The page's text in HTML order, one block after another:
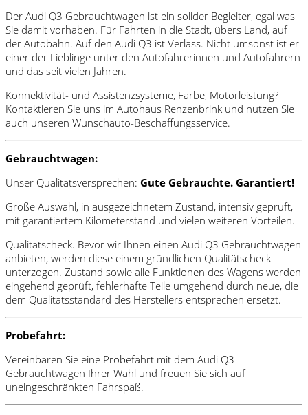
Der Audi Q3 Gebrauchtwagen ist ein solider Begleiter, egal was
Sie damit vorhaben. Für Fahrten in die Stadt, übers Land, auf
der Autobahn. Auf den Audi Q3 ist Verlass. Nicht umsonst ist er
einer der Lieblinge unter den Autofahrerinnen und Autofahrern
und das seit vielen Jahren.
Konnektivität- und Assistenzsysteme, Farbe, Motorleistung?
Kontaktieren Sie uns im Autohaus Renzenbrink und nutzen Sie
auch unseren Wunschauto-Beschaffungsservice.
Gebrauchtwagen:
Unser Qualitätsversprechen: Gute Gebrauchte. Garantiert!
Große Auswahl, in ausgezeichnetem Zustand, intensiv geprüft,
mit garantiertem Kilometerstand und vielen weiteren Vorteilen.
Qualitätscheck. Bevor wir Ihnen einen Audi Q3 Gebrauchtwagen
anbieten, werden diese einem gründlichen Qualitätscheck
unterzogen. Zustand sowie alle Funktionen des Wagens werden
eingehend geprüft, fehlerhafte Teile umgehend durch neue, die
dem Qualitätsstandard des Herstellers entsprechen ersetzt.
Probefahrt:
Vereinbaren Sie eine Probefahrt mit dem Audi Q3
Gebrauchtwagen Ihrer Wahl und freuen Sie sich auf
uneingeschränkten Fahrspaß.